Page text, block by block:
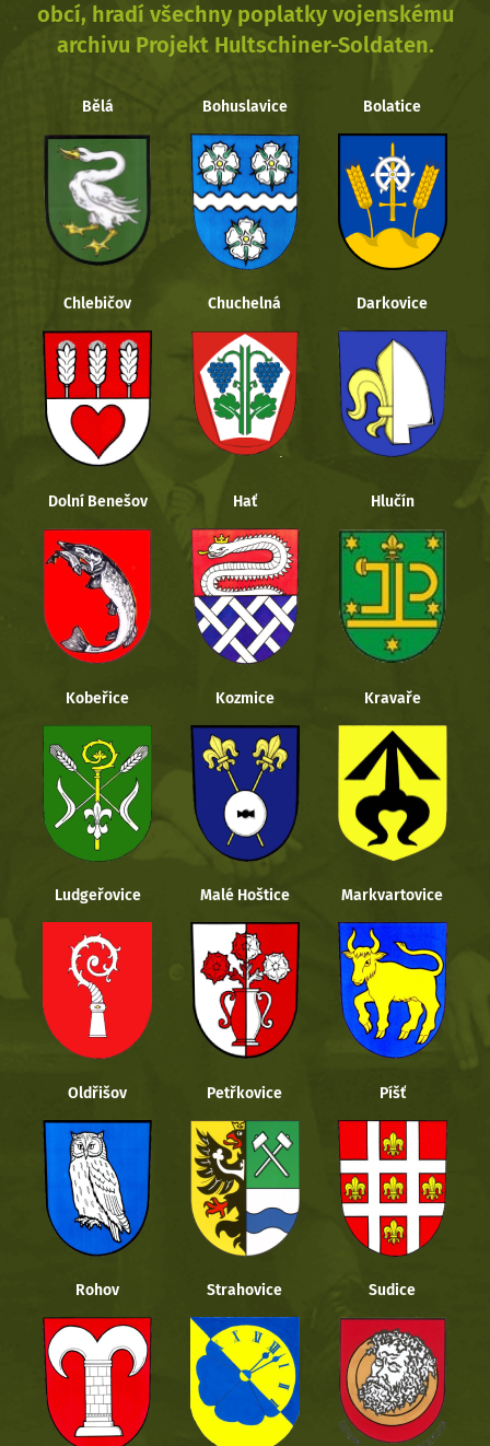
obcí, hradí všechny poplatky vojenskému
archivu Projekt Hultschiner-Soldaten.
Bělá Bohuslavice Bolatice
Chlebičov Chuchelná Darkovice
Dolní Benešov Hať Hlučín
Kobeřice Kozmice Kravaře
Ludgeřovice Malé Hoštice Markvartovice
Oldřišov Petřkovice Píšť
Rohov Strahovice Sudice